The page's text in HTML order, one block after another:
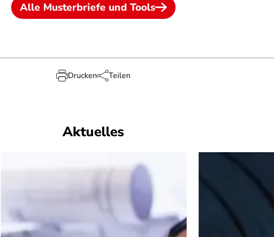
Alle Musterbriefe und Tools
Drucken Teilen
Aktuelles